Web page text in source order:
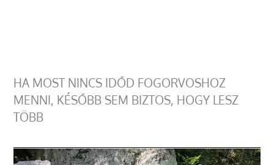
HA MOST NINCS IDŐD FOGORVOSHOZ
MENNI, KÉSŐBB SEM BIZTOS, HOGY LESZ
TÖBB